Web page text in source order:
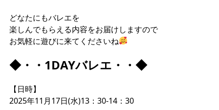
どなたにもバレエを
楽しんでもらえる内容をお届けしますので
お気軽に遊びに来てくださいね
◆・・1DAYバレエ・・◆
【日時】
2025年11月17日(水)13：30-14：30